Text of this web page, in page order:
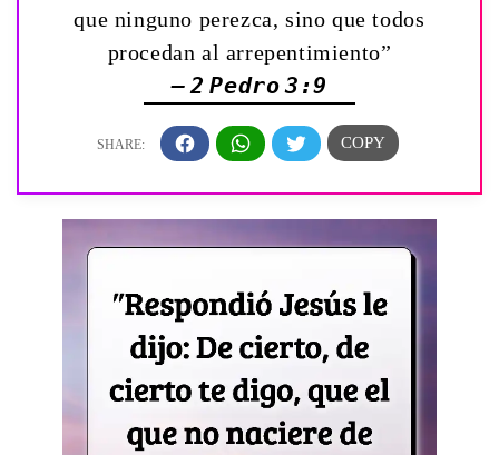
que ninguno perezca, sino que todos
procedan al arrepentimiento”
— 2 Pedro 3:9